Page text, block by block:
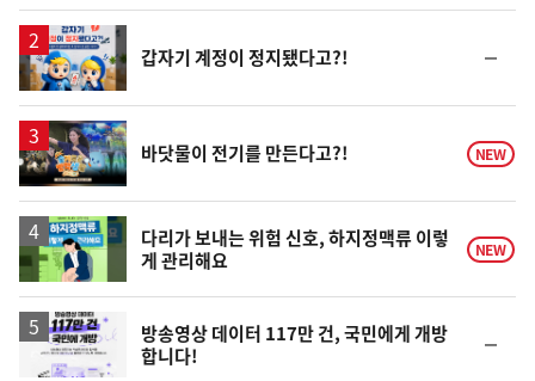
일
갑자기 계정이 정지됐다고?!
일
영
상
바닷물이 전기를 만든다고?! NEW
다리가 보내는 위험 신호, 하지정맥류 이렇
게 관리해요
NEW
방송영상 데이터 117만 건, 국민에게 개방
합니다!